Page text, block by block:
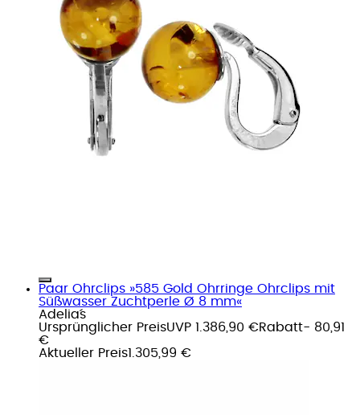
Paar Ohrclips »585 Gold Ohrringe Ohrclips mit
Süßwasser Zuchtperle Ø 8 mm«
Adelia´s
Ursprünglicher PreisUVP 1.386,90 €Rabatt- 80,91
€
Aktueller Preis1.305,99 €